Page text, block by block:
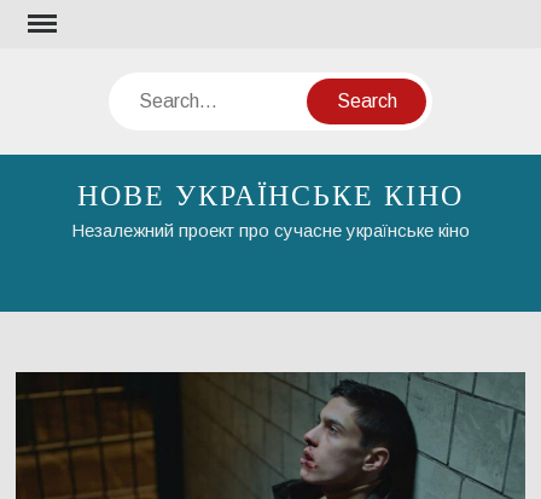
Skip
Search
НОВЕ УКРАЇНСЬКЕ КІНО
Незалежний проект про сучасне українське кіно